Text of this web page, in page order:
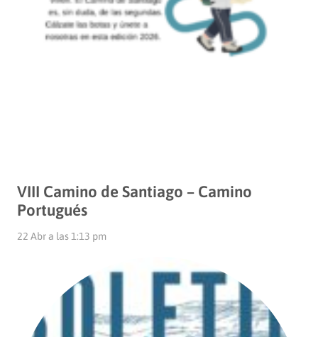
VIII Camino de Santiago – Camino
Portugués
22 Abr a las 1:13 pm